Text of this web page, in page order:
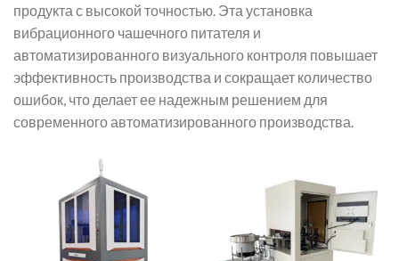
продукта с высокой точностью. Эта установка
вибрационного чашечного питателя и
автоматизированного визуального контроля повышает
эффективность производства и сокращает количество
ошибок, что делает ее надежным решением для
современного автоматизированного производства.